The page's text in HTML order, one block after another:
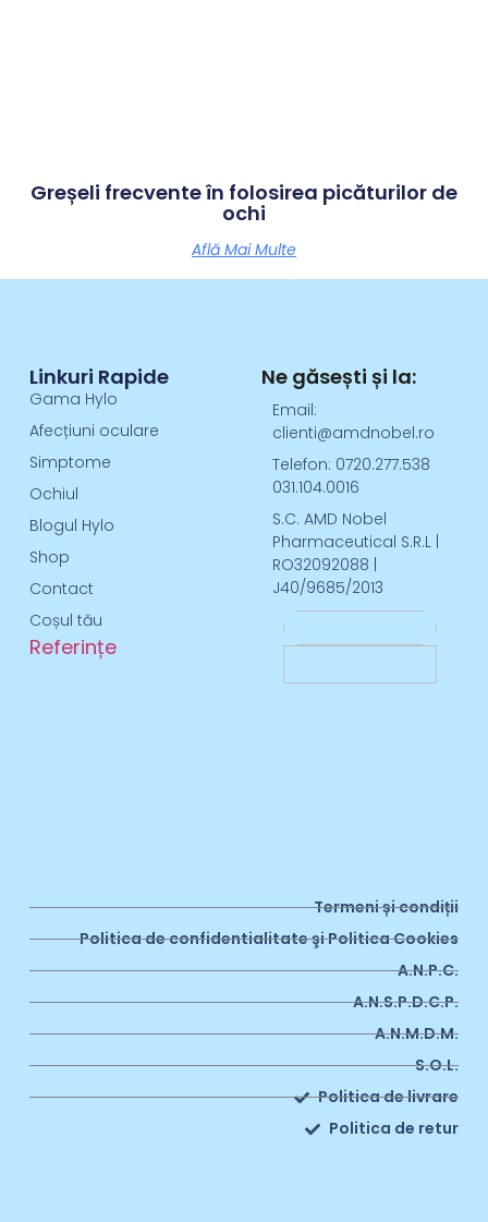
Greșeli frecvente în folosirea picăturilor de
ochi
Află Mai Multe
Linkuri Rapide
Gama Hylo
Afecțiuni oculare
Simptome
Ochiul
Blogul Hylo
Shop
Contact
Coșul tău
Referințe
Ne găsești și la:
Email:
clienti@amdnobel.ro
Telefon: 0720.277.538
031.104.0016
S.C. AMD Nobel
Pharmaceutical S.R.L |
RO32092088 |
J40/9685/2013
Termeni și condiții
Politica de confidentialitate şi Politica Cookies
A.N.P.C.
A.N.S.P.D.C.P.
A.N.M.D.M.
S.O.L.
Politica de livrare
Politica de retur